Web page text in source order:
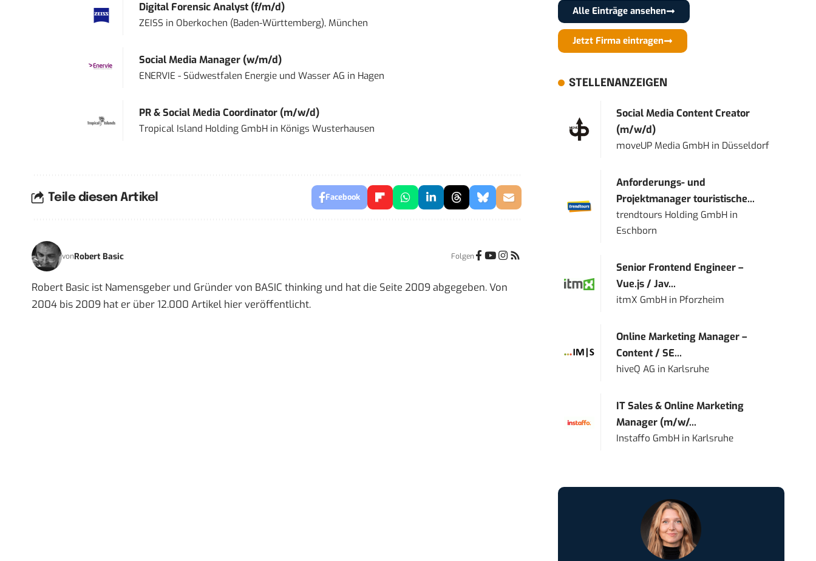
Digital Forensic Analyst (f/m/d)
ZEISS in Oberkochen (Baden-Württemberg), München
Social Media Manager (w/m/d)
ENERVIE - Südwestfalen Energie und Wasser AG in Hagen
PR & Social Media Coordinator (m/w/d)
Tropical Island Holding GmbHin Königs Wusterhausen
Teile diesen Artikel Facebook
vonRobert Basic Folgen
Robert Basic ist Namensgeber und Gründer von BASIC thinking und hat die Seite 2009 abgegeben. Von
2004 bis 2009 hat er über 12.000 Artikel hier veröffentlicht.
Alle Einträge ansehen
Jetzt Firma eintragen
STELLENANZEIGEN
Social Media Content Creator
(m/w/d)
moveUP Media GmbH in Düsseldorf
Anforderungs- und
Projektmanager touristische...
trendtours Holding GmbH in
Eschborn
Senior Frontend Engineer –
Vue.js / Jav...
itmX GmbH in Pforzheim
Online Marketing Manager –
Content / SE...
hiveQ AG in Karlsruhe
IT Sales & Online Marketing
Manager (m/w/...
Instaffo GmbH in Karlsruhe